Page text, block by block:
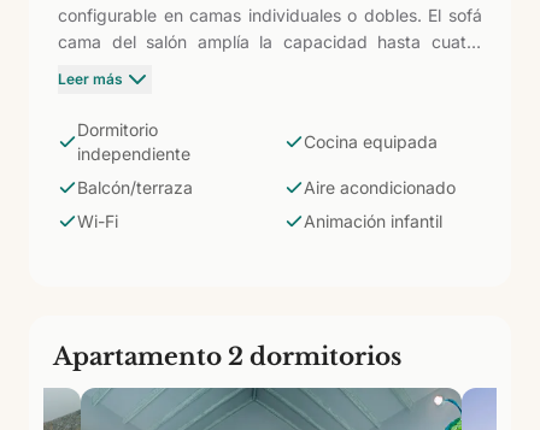
configurable en camas individuales o dobles. El sofá
cama del salón amplía la capacidad hasta cuatro
personas, lo que lo hace práctico para familias con
con ducha, balcón o terraza, aire acondicionado,
televisión y Wi-Fi. Todos los huéspedes tienen acceso
club infantil del complejo.
Leer más
Dormitorio
independiente
Cocina equipada
Balcón/terraza
Aire acondicionado
Wi-Fi
Animación infantil
Apartamento 2 dormitorios